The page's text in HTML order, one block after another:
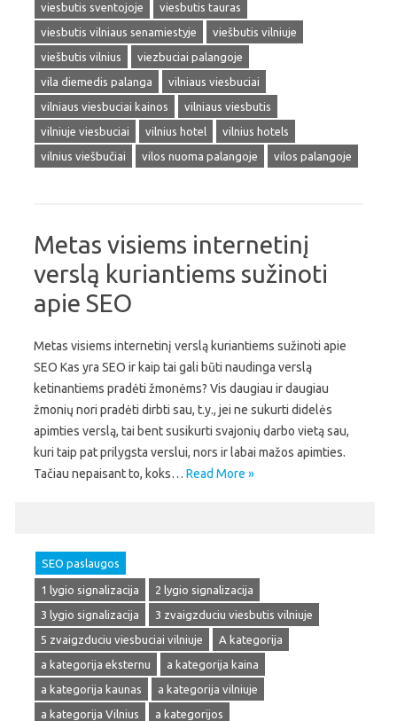
viesbutis sventojoje
viesbutis tauras
viesbutis vilniaus senamiestyje
viešbutis vilniuje
viešbutis vilnius
viezbuciai palangoje
vila diemedis palanga
vilniaus viesbuciai
vilniaus viesbuciai kainos
vilniaus viesbutis
vilniuje viesbuciai
vilnius hotel
vilnius hotels
vilnius viešbučiai
vilos nuoma palangoje vilos palangoje
Metas visiems internetinį
verslą kuriantiems sužinoti
apie SEO
Metas visiems internetinį verslą kuriantiems sužinoti apie
SEO Kas yra SEO ir kaip tai gali būti naudinga verslą
ketinantiems pradėti žmonėms? Vis daugiau ir daugiau
žmonių nori pradėti dirbti sau, t.y., jei ne sukurti didelės
apimties verslą, tai bent susikurti svajonių darbo vietą sau,
kuri taip pat prilygsta verslui, nors ir labai mažos apimties.
Tačiau nepaisant to, koks… Read More »
SEO paslaugos
1 lygio signalizacija
2 lygio signalizacija
3 lygio signalizacija
3 zvaigzduciu viesbutis vilniuje
5 zvaigzduciu viesbuciai vilniuje
A kategorija
a kategorija eksternu
a kategorija kaina
a kategorija kaunas
a kategorija vilniuje
a kategorija Vilnius
a kategorijos